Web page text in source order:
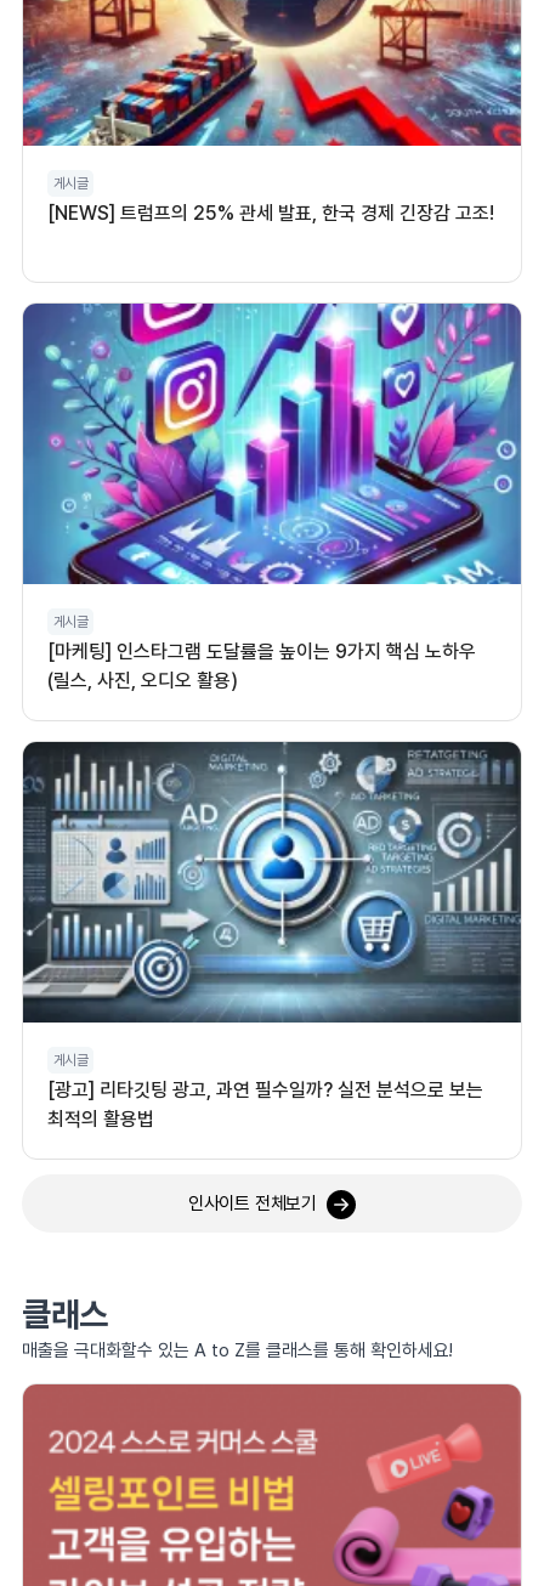
게시글
[NEWS] 트럼프의 25% 관세 발표, 한국 경제 긴장감 고조!
게시글
[마케팅] 인스타그램 도달률을 높이는 9가지 핵심 노하우
(릴스, 사진, 오디오 활용)
게시글
[광고] 리타깃팅 광고, 과연 필수일까? 실전 분석으로 보는
최적의 활용법
인사이트 전체보기
클래스
매출을 극대화할수 있는 A to Z를 클래스를 통해 확인하세요!